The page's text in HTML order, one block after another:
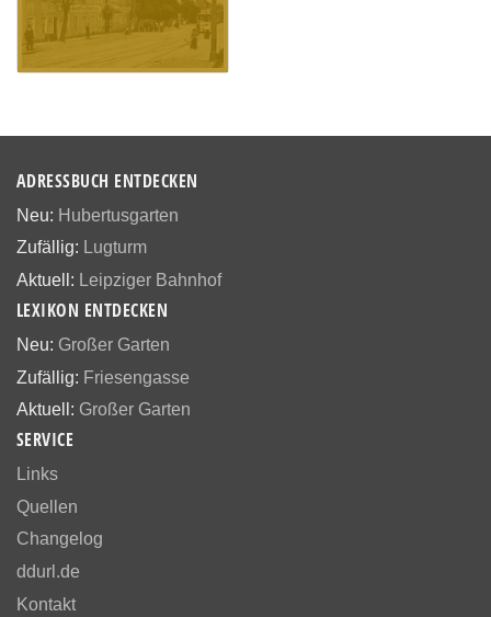
ADRESSBUCH ENTDECKEN
Neu: Hubertusgarten
Zufällig: Lugturm
Aktuell: Leipziger Bahnhof
LEXIKON ENTDECKEN
Neu: Großer Garten
Zufällig: Friesengasse
Aktuell: Großer Garten
SERVICE
Links
Quellen
Changelog
ddurl.de
Kontakt